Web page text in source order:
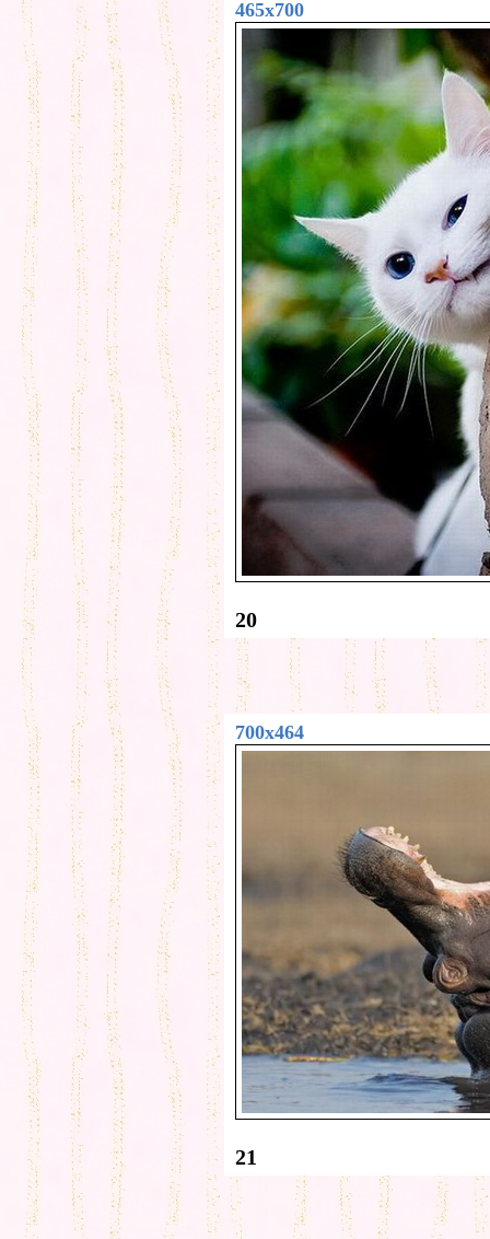
465x700
20
700x464
21